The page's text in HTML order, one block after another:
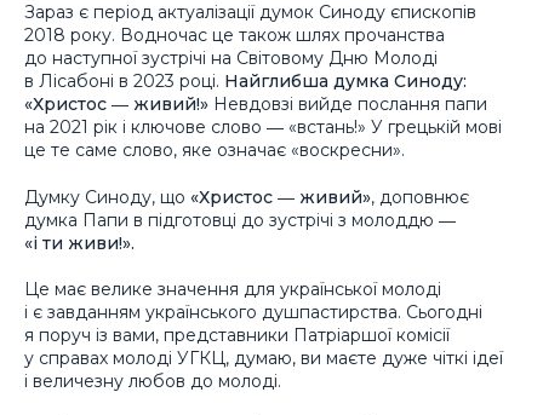
Зараз є період актуалізації думок Синоду єпископів
2018 року. Водночас це також шлях прочанства
до наступної зустрічі на Світовому Дню Молоді
в Лісабоні в 2023 році. Найглибша думка Синоду:
«Христос ― живий!» Невдовзі вийде послання папи
на 2021 рік і ключове слово ― «встань!» У грецькій мові
це те саме слово, яке означає «воскресни».
Думку Синоду, що «Христос ― живий», доповнює
думка Папи в підготовці до зустрічі з молоддю ―
«і ти живи!».
Це має велике значення для української молоді
і є завданням українського душпастирства. Сьогодні
я поруч із вами, представники Патріаршої комісії
у справах молоді УГКЦ, думаю, ви маєте дуже чіткі ідеї
і величезну любов до молоді.